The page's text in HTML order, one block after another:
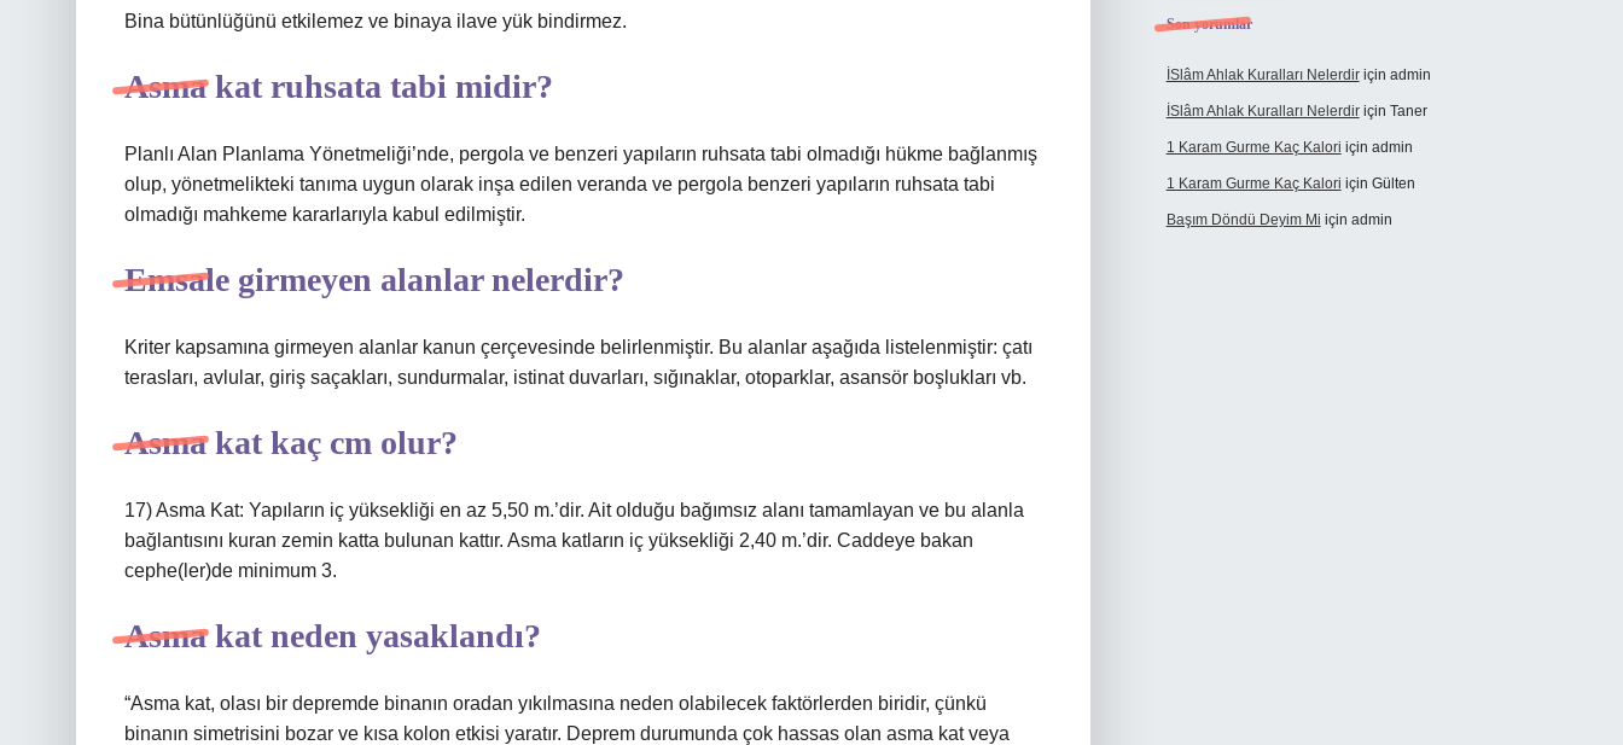
Bina bütünlüğünü etkilemez ve binaya ilave yük bindirmez.
Asma kat ruhsata tabi midir?
Planlı Alan Planlama Yönetmeliği’nde, pergola ve benzeri yapıların ruhsata tabi olmadığı hükme bağlanmış
olup, yönetmelikteki tanıma uygun olarak inşa edilen veranda ve pergola benzeri yapıların ruhsata tabi
olmadığı mahkeme kararlarıyla kabul edilmiştir.
Emsale girmeyen alanlar nelerdir?
Kriter kapsamına girmeyen alanlar kanun çerçevesinde belirlenmiştir. Bu alanlar aşağıda listelenmiştir: çatı
terasları, avlular, giriş saçakları, sundurmalar, istinat duvarları, sığınaklar, otoparklar, asansör boşlukları vb.
Asma kat kaç cm olur?
17) Asma Kat: Yapıların iç yüksekliği en az 5,50 m.’dir. Ait olduğu bağımsız alanı tamamlayan ve bu alanla
bağlantısını kuran zemin katta bulunan kattır. Asma katların iç yüksekliği 2,40 m.’dir. Caddeye bakan
cephe(ler)de minimum 3.
Asma kat neden yasaklandı?
“Asma kat, olası bir depremde binanın oradan yıkılmasına neden olabilecek faktörlerden biridir, çünkü
binanın simetrisini bozar ve kısa kolon etkisi yaratır. Deprem durumunda çok hassas olan asma kat veya
Son yorumlar
İSlâm Ahlak Kuralları Nelerdiriçin admin
İSlâm Ahlak Kuralları Nelerdiriçin Taner
1 Karam Gurme Kaç Kalori için admin
1 Karam Gurme Kaç Kalori için Gülten
Başım Döndü Deyim Mi için admin